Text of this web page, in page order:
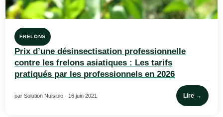
FRELONS
Prix d’une désinsectisation professionnelle
contre les frelons asiatiques : Les tarifs
pratiqués par les professionnels en 2026
par Solution Nuisible · 16 juin 2021 Lire →